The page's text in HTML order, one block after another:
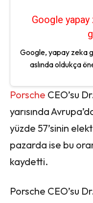
Google
Google, yapay zeka
aslında oldukça
Porsche CEO’su
yarısında
yüzde 57’sinin
pazarda ise bu
kaydetti.
Porsche CEO’su